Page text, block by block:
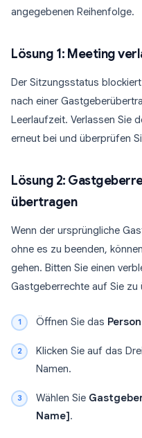
angegebenen Reihenfolge.
Lösung 1: Meeting
Der Sitzungsstatus
nach einer
Leerlaufzeit. Verlassen Sie
erneut bei und überprüfen
Lösung 2:
übertragen
Wenn der ursprüngliche
ohne es zu beenden,
gehen. Bitten Sie einen
Gastgeberrechte auf Sie zu
Öffnen Sie das
Klicken Sie auf das
Namen.
Wählen Sie
Name].